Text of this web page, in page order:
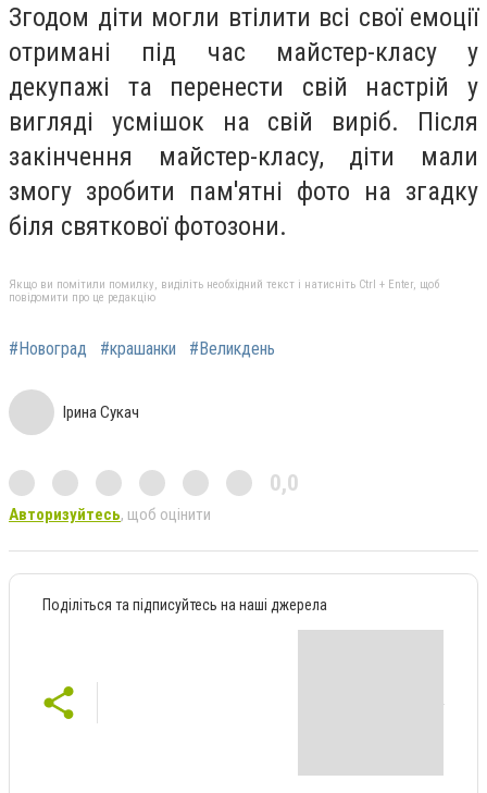
Згодом діти могли втілити всі свої емоції
отримані під час майстер-класу у
декупажі та перенести свій настрій у
вигляді усмішок на свій виріб. Після
закінчення майстер-класу, діти мали
змогу зробити пам'ятні фото на згадку
біля святкової фотозони.
Якщо ви помітили помилку, виділіть необхідний текст і натисніть Ctrl + Enter, щоб
повідомити про це редакцію
#Новоград #крашанки #Великдень
Ірина Сукач
0,0
Авторизуйтесь, щоб оцінити
Поділіться та підписуйтесь на наші джерела